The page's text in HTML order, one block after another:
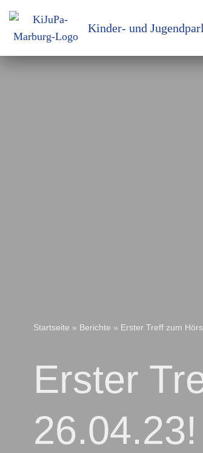
Zum
Kinder- und
Startseite » Berichte » Erster Treff zum
Erster
26.04.23!